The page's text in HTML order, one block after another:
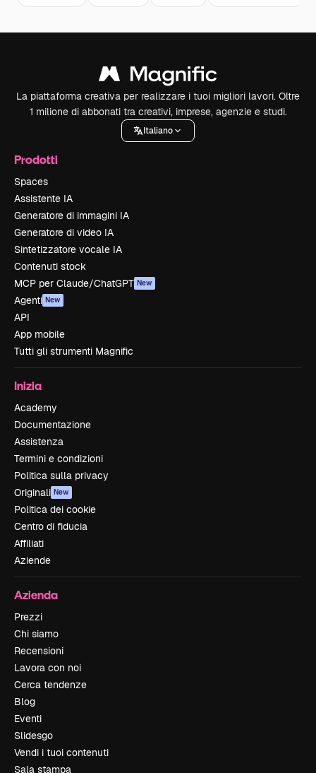
La piattaforma creativa per realizzare i tuoi migliori lavori. Oltre
1 milione di abbonati tra creativi, imprese, agenzie e studi.
Italiano
Prodotti
Spaces
Assistente IA
Generatore di immagini IA
Generatore di video IA
Sintetizzatore vocale IA
Contenuti stock
MCP per Claude/ChatGPT New
Agenti New
API
App mobile
Tutti gli strumenti Magnific
Inizia
Academy
Documentazione
Assistenza
Termini e condizioni
Politica sulla privacy
Originali New
Politica dei cookie
Centro di fiducia
Affiliati
Aziende
Azienda
Prezzi
Chi siamo
Recensioni
Lavora con noi
Cerca tendenze
Blog
Eventi
Slidesgo
Vendi i tuoi contenuti
Sala stampa